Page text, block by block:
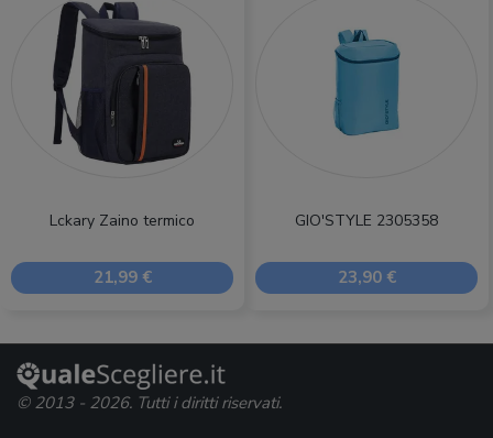
Lckary Zaino termico
21,99 €
GIO'STYLE 2305358
23,90 €
© 2013 - 2026. Tutti i diritti riservati.